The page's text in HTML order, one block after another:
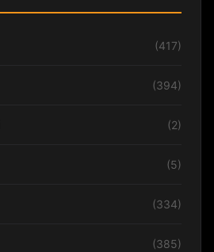
(417)
(394)
(2)
(5)
(334)
(385)